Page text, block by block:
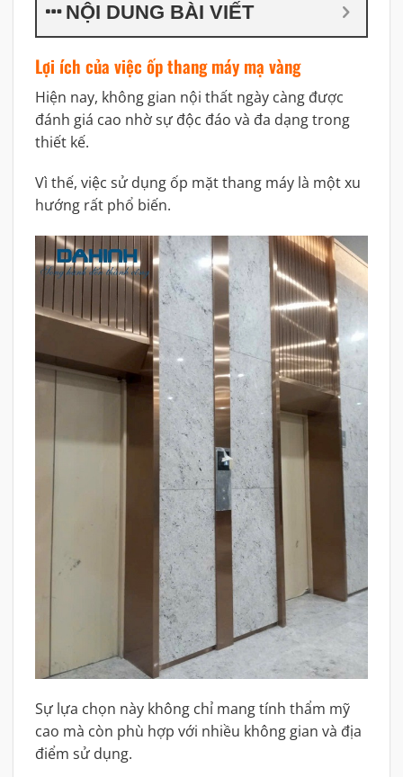
NỘI DUNG BÀI VIẾT
Lợi ích của việc ốp thang máy mạ vàng
Hiện nay, không gian nội thất ngày càng được
đánh giá cao nhờ sự độc đáo và đa dạng trong
thiết kế.
Vì thế, việc sử dụng ốp mặt thang máy là một xu
hướng rất phổ biến.
Sự lựa chọn này không chỉ mang tính thẩm mỹ
cao mà còn phù hợp với nhiều không gian và địa
điểm sử dụng.